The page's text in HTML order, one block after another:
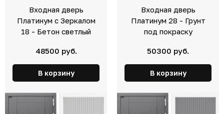
Входная дверь
Платинум с Зеркалом
18 - Бетон светлый
48500 руб.
В корзину
Входная дверь
Платинум 28 - Грунт
под покраску
50300 руб.
В корзину